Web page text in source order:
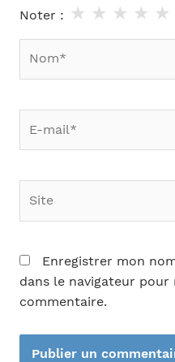
Noter : ★
★
★
★
★
mail*
Enregistrer mon
dans le navigateur pour
commentaire.